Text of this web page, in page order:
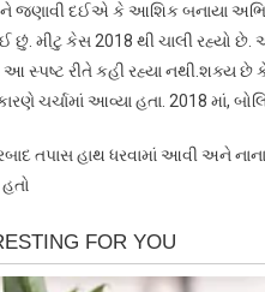
જણાવી દઈએ કે આશિક બનાયા
છું. મીટુ કેસ 2018 થી ચાલી રહ્યો છે.
રીતે કહી રહ્યા નથી.શક્ય છે કે
ચર્ચામાં આવ્યા હતા. 2018 માં,
તપાસ હાથ ધરવામાં આવી અને નાના